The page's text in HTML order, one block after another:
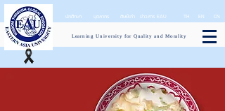
Learning University for Quality and Morality
นักศึกษา บุคลากร ศิษย์เก่า ข่าวสาร EAU TH EN CN